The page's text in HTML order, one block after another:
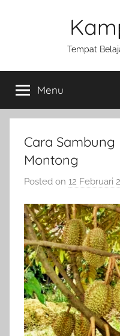
Tempat
Menu
Cara Sambung
Montong
Posted on 12 Februari